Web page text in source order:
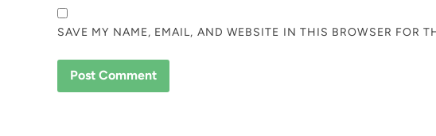
SAVE MY NAME, EMAIL, AND WEBSITE IN THIS BROWSER FOR